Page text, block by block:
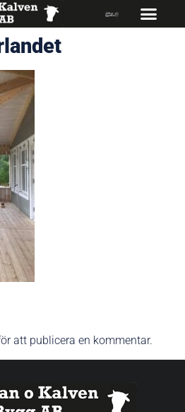
att publicera en kommentar.